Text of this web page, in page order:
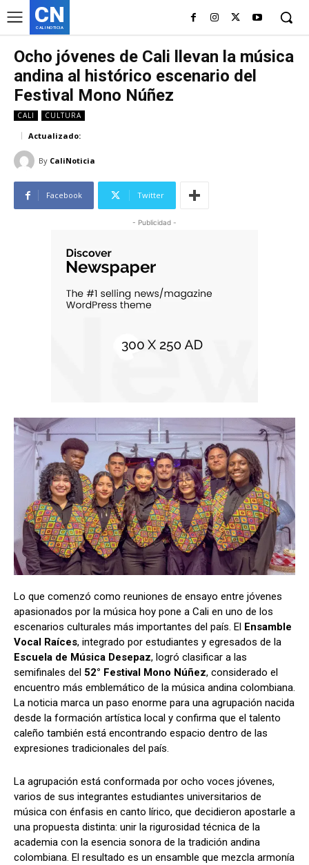
CN
CALI NOTICIA
Ocho jóvenes de Cali llevan la música
andina al histórico escenario del
Festival Mono Núñez
CALI CULTURA
Actualizado:
By CaliNoticia
Facebook Twitter
- Publicidad -
Lo que comenzó como reuniones de ensayo entre jóvenes
apasionados por la música hoy pone a Cali en uno de los
escenarios culturales más importantes del país. El Ensamble
Vocal Raíces, integrado por estudiantes y egresados de la
Escuela de Música Desepaz, logró clasificar a las
semifinales del 52° Festival Mono Núñez, considerado el
encuentro más emblemático de la música andina colombiana.
La noticia marca un paso enorme para una agrupación nacida
desde la formación artística local y confirma que el talento
caleño también está encontrando espacio dentro de las
expresiones tradicionales del país.
La agrupación está conformada por ocho voces jóvenes,
varios de sus integrantes estudiantes universitarios de
música con énfasis en canto lírico, que decidieron apostarle a
una propuesta distinta: unir la rigurosidad técnica de la
academia con la esencia sonora de la tradición andina
colombiana. El resultado es un ensamble que mezcla armonía